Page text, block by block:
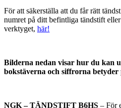
För att säkerställa att du får rätt
numret på ditt befintliga tändstift
verktyget, här!
Bilderna nedan visar hur du kan
bokstäverna och siffrorna
NGK – TÄNDSTIFT B6HS – För